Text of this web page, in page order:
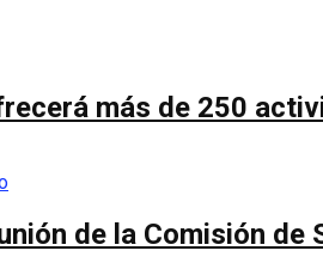
más de 250
de la Comisión de